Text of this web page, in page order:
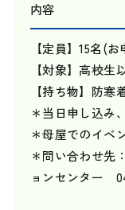
内容
【定員】15名(
【対象】高校生
【持ち物】防寒
＊当日申し込み
＊母屋でのイベ
＊問い合わせ先
ョンセンター